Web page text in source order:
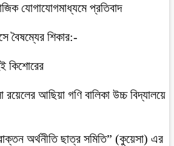
যোগাযোগমাধ্যমে প্রতিবাদ
বৈষম্যের শিকার:-
কিশোরের
আছিয়া গণি বালিকা উচ্চ বিদ্যালয়ে
অর্থনীতি ছাত্র সমিতি” (কুয়েসা) এর